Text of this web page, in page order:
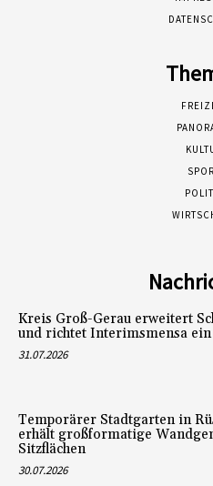
Kreis Groß-Gerau erweitert
und richtet Interimsmensa ein
31.07.2026
Temporärer Stadtgarten in
erhält großformatige
Sitzflächen
30.07.2026